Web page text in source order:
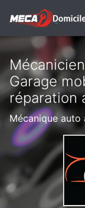
Garage
réparation
Mécanique